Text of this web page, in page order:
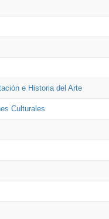
e Historia del Arte
Culturales